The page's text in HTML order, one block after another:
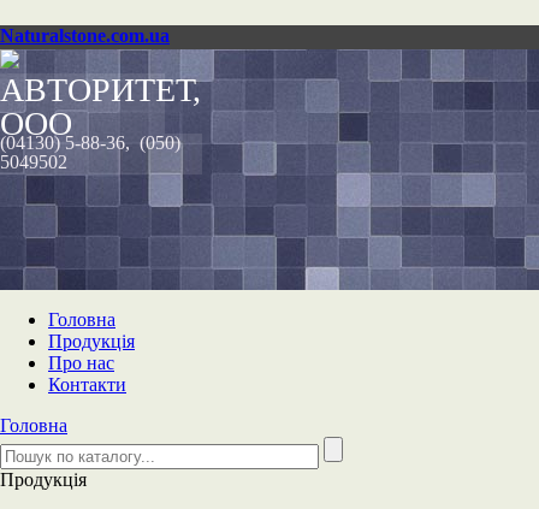
Naturalstone.com.ua
АВТОРИТЕТ,
ООО
(04130) 5-88-36, (050)
5049502
Головна
Продукція
Про нас
Контакти
Головна
Продукція